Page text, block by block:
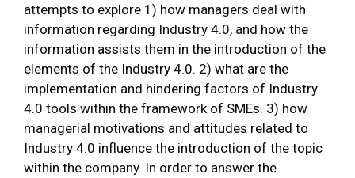
attempts to explore 1) how managers deal with
information regarding Industry 4.0, and how the
information assists them in the introduction of the
elements of the Industry 4.0. 2) what are the
implementation and hindering factors of Industry
4.0 tools within the framework of SMEs. 3) how
managerial motivations and attitudes related to
Industry 4.0 influence the introduction of the topic
within the company. In order to answer the